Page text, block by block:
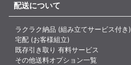
配送について
ラクラク納品 (組み立てサービス付き)
宅配 (お客様組立)
既存引き取り 有料サービス
その他送料オプション一覧